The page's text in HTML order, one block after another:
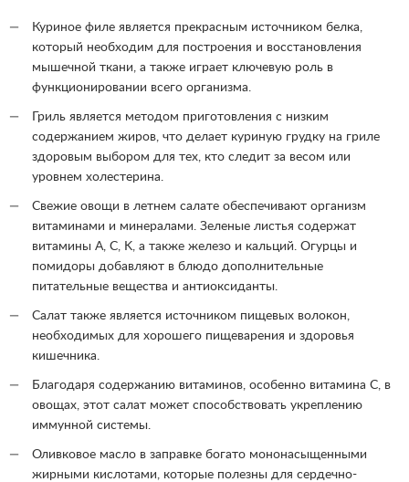
Куриное филе является прекрасным источником белка,
который необходим для построения и восстановления
мышечной ткани, а также играет ключевую роль в
функционировании всего организма.
Гриль является методом приготовления с низким
содержанием жиров, что делает куриную грудку на гриле
здоровым выбором для тех, кто следит за весом или
уровнем холестерина.
Свежие овощи в летнем салате обеспечивают организм
витаминами и минералами. Зеленые листья содержат
витамины A, C, K, а также железо и кальций. Огурцы и
помидоры добавляют в блюдо дополнительные
питательные вещества и антиоксиданты.
Салат также является источником пищевых волокон,
необходимых для хорошего пищеварения и здоровья
кишечника.
Благодаря содержанию витаминов, особенно витамина C, в
овощах, этот салат может способствовать укреплению
иммунной системы.
Оливковое масло в заправке богато мононасыщенными
жирными кислотами, которые полезны для сердечно-